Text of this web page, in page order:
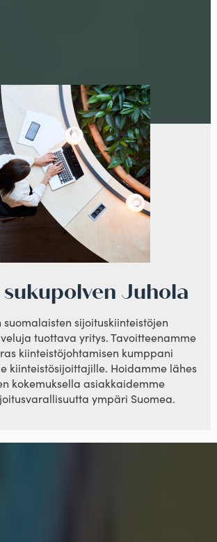
Juhola
suomalaisten sijoituskiinteistöjen
tuottava yritys. Tavoitteenamme
kiinteistöjohtamisen kumppani
kiinteistösijoittajille. Hoidamme lähes
kokemuksella asiakkaidemme
ympäri Suomea.